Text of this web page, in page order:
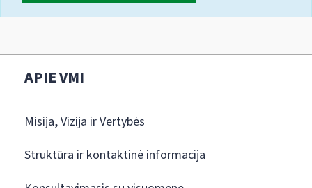
APIE VMI
Misija, Vizija ir Vertybės
Struktūra ir kontaktinė informacija